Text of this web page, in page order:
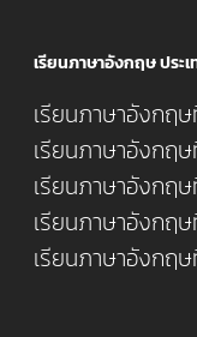
เรียนภาษาอังกฤษ ประ
เรียนภาษาอังกฤ
เรียนภาษาอังกฤ
เรียนภาษาอังกฤษ
เรียนภาษาอังกฤ
เรียนภาษาอังกฤ